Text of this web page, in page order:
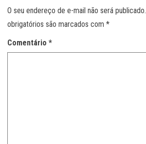
O seu endereço de e-mail não será publicado.
obrigatórios são marcados com *
Comentário *